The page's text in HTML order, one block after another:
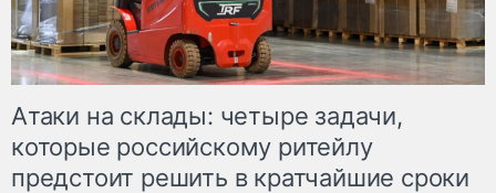
Атаки на склады: четыре задачи,
которые российскому ритейлу
предстоит решить в кратчайшие сроки